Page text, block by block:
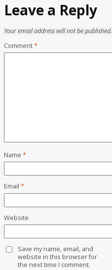
Leave a Reply
Your email address will not be published.
Comment*
Name *
Email *
Website
Save my name, email, and
website in this browser for
the next time I comment.